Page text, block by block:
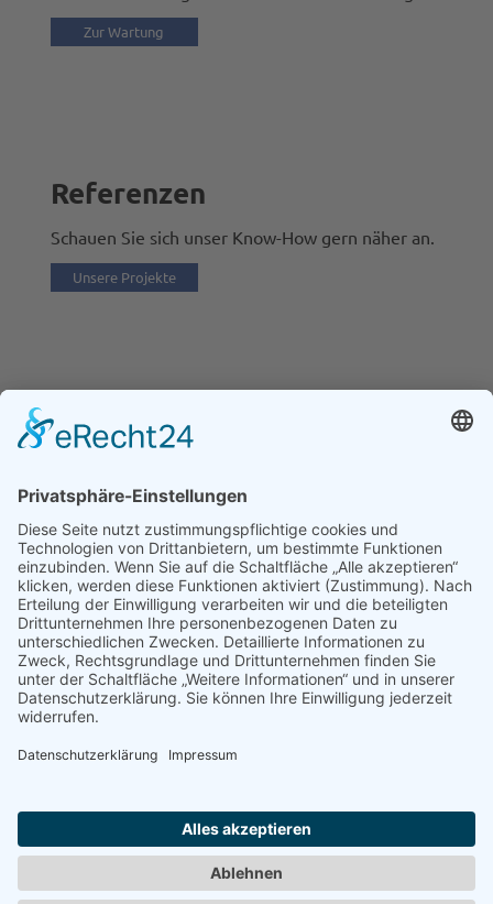
Zur Wartung
Referenzen
Schauen Sie sich unser Know-How gern näher an.
Unsere Projekte
Mail:
+49 (0) 375 6911-0
info@waermetechnik-wh.de
Wärmetechnik Wilkau-Haßlau GmbH & Co. KG
Kirchberger Straße 51
08112 Wilkau-Haßlau
KONTAKT
Apple Karten|Google Maps